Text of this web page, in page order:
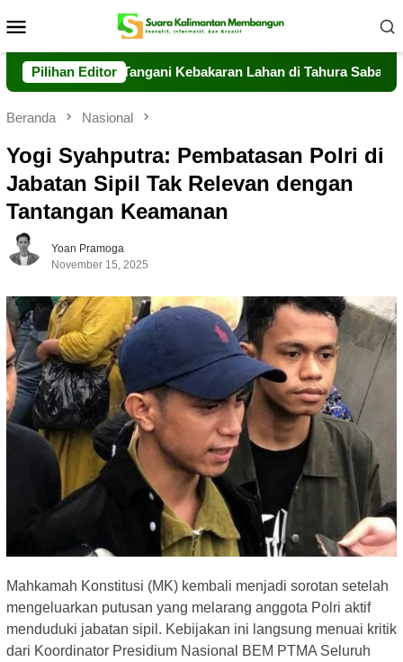
ke
Mobile
Pilihan Editor
Sigap Tangani Kebakaran Lahan di Tahura Sabaru
Beranda Nasional
Yogi Syahputra: Pembatasan Polri di
Jabatan Sipil Tak Relevan dengan
Tantangan Keamanan
Yoan Pramoga
November 15, 2025
Mahkamah Konstitusi (MK) kembali menjadi sorotan setelah
mengeluarkan putusan yang melarang anggota Polri aktif
menduduki jabatan sipil. Kebijakan ini langsung menuai kritik
dari Koordinator Presidium Nasional BEM PTMA Seluruh